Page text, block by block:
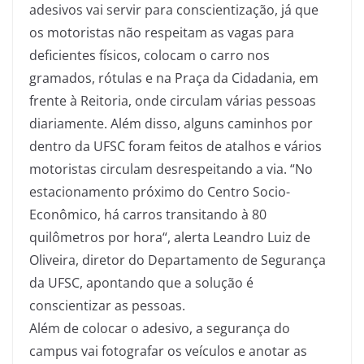
adesivos vai servir para conscientização, já que
os motoristas não respeitam as vagas para
deficientes físicos, colocam o carro nos
gramados, rótulas e na Praça da Cidadania, em
frente à Reitoria, onde circulam várias pessoas
diariamente. Além disso, alguns caminhos por
dentro da UFSC foram feitos de atalhos e vários
motoristas circulam desrespeitando a via. “No
estacionamento próximo do Centro Socio-
Econômico, há carros transitando à 80
quilômetros por hora“, alerta Leandro Luiz de
Oliveira, diretor do Departamento de Segurança
da UFSC, apontando que a solução é
conscientizar as pessoas.
Além de colocar o adesivo, a segurança do
campus vai fotografar os veículos e anotar as